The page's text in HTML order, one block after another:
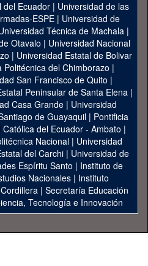
del Ecuador | Universidad de las
ESPE | Universidad de
Técnica de Machala|
Otavalo | Universidad Nacional
| Universidad Estatal de Bolivar
Politécnica del Chimborazo |
San Francisco de Quito |
Peninsular de Santa Elena|
Casa Grande | Universidad
de Guayaquil| Pontificia
Católica del Ecuador - Ambato |
Nacional| Universidad
del Carchi| Universidad de
Espíritu Santo | Instituto de
Nacionales | Instituto
| Secretaría Educación
Tecnología e Innovación